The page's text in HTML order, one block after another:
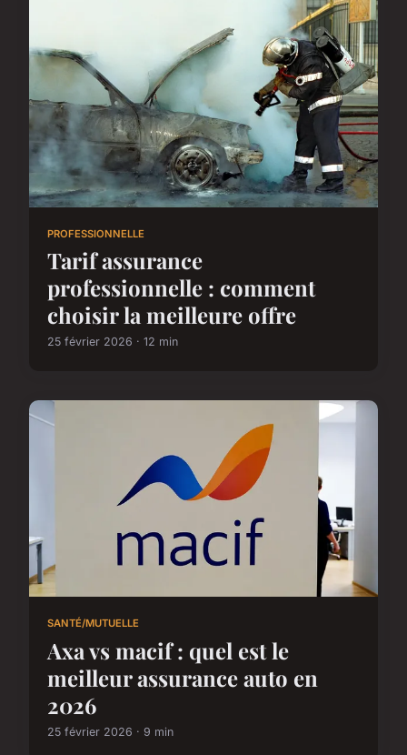
PROFESSIONNELLE
Tarif assurance
professionnelle : comment
choisir la meilleure offre
25 février 2026 · 12 min
SANTÉ/MUTUELLE
Axa vs macif : quel est le
meilleur assurance auto en
2026
25 février 2026 · 9 min